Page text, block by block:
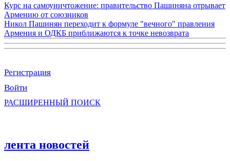
Курс на самоуничтожение: правительство Пашиняна отрывает
Армению от союзников
Никол Пашинян переходит к формуле "вечного" правления
Армения и ОДКБ приближаются к точке невозврата
Регистрация
Войти
РАСШИРЕННЫЙ ПОИСК
лента новостей